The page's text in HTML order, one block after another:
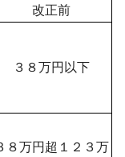
改正前
３８万円以下
８万円超１２３万